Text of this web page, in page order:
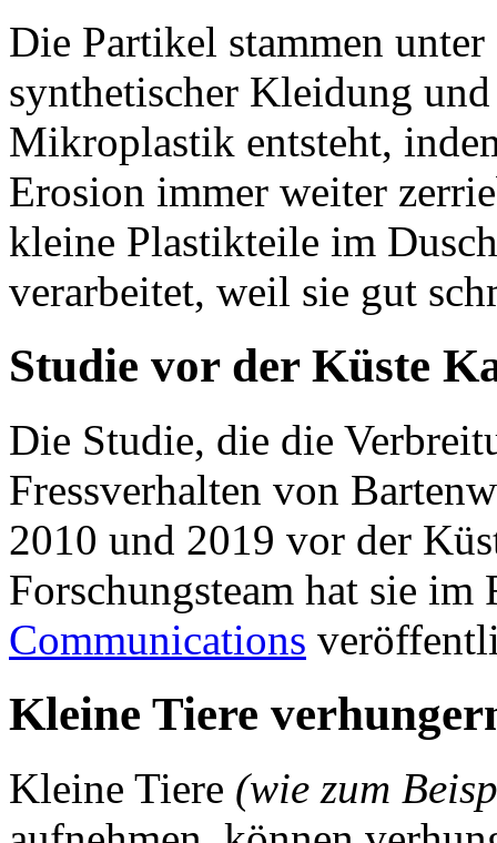
Die Partikel stammen
synthetischer Kleidung
Mikroplastik entsteht,
Erosion immer weiter
kleine Plastikteile im
verarbeitet, weil sie gut
Studie vor der Küste
Die Studie, die die
Fressverhalten von
2010 und 2019 vor der
Forschungsteam hat sie
Communications
Kleine Tiere
Kleine Tiere (wie zum